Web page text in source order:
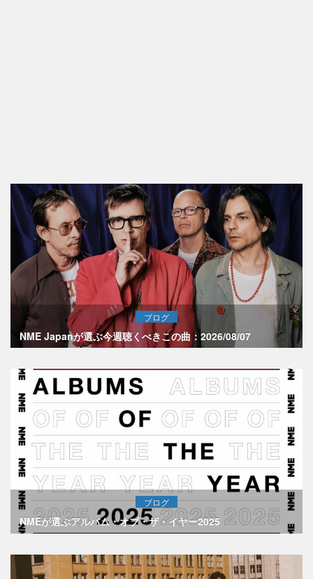
ブログ
NME Japanが選ぶ今週聴くべきこの曲：2026/08/07
ブログ
NMEが選ぶアルバム・オブ・ザ・イヤー2025